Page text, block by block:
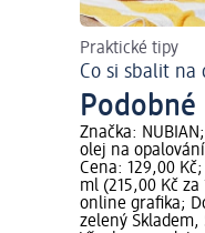
Praktické tipy
Co si sbalit na
Značka:
olej na
Cena: 129,00
ml (215,00 Kč
online grafika;
zelený